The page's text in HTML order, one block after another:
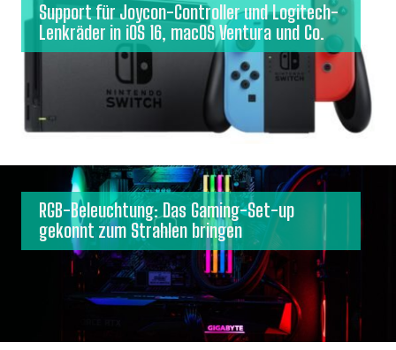
Support für Joycon-Controller und Logitech-
Lenkräder in iOS 16, macOS Ventura und Co.
RGB-Beleuchtung: Das Gaming-Set-up
gekonnt zum Strahlen bringen